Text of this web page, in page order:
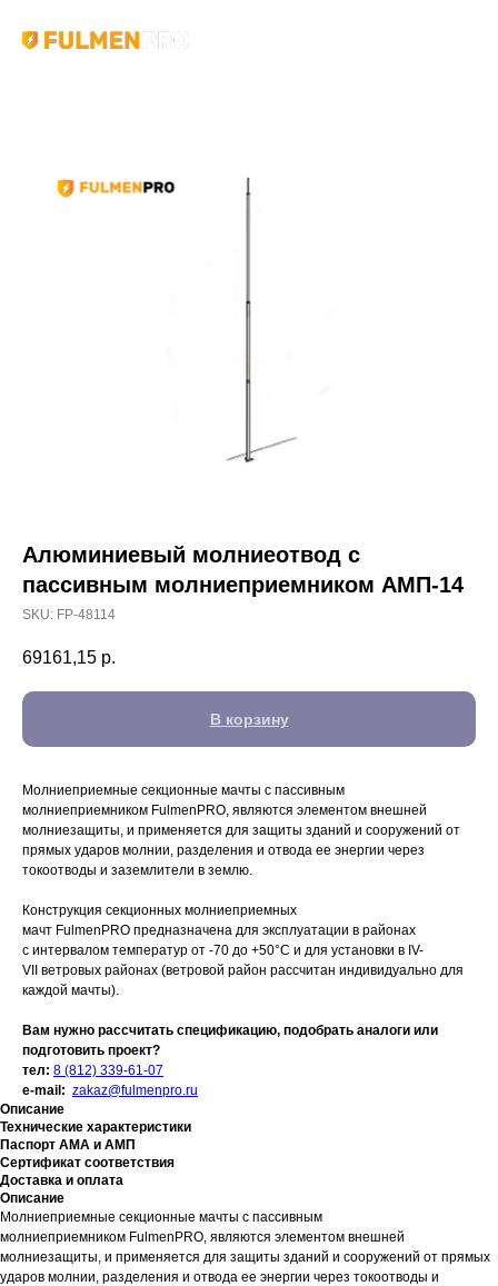
Алюминиевый молниеотвод с
пассивным молниеприемником АМП-14
SKU: FP-48114
69161,15 р.
В корзину
Молниеприемные секционные мачты с пассивным
молниеприемником FulmenPRO, являются элементом внешней
молниезащиты, и применяется для защиты зданий и сооружений от
прямых ударов молнии, разделения и отвода ее энергии через
токоотводы и заземлители в землю.
Конструкция секционных молниеприемных
мачт FulmenPRO предназначена для эксплуатации в районах
с интервалом температур от -70 до +50°C и для установки в IV-
VII ветровых районах (ветровой район рассчитан индивидуально для
каждой мачты).
Вам нужно рассчитать спецификацию, подобрать аналоги или
подготовить проект?
тел: 8 (812) 339-61-07
e-mail: zakaz@fulmenpro.ru
Описание
Технические характеристики
Паспорт АМА и АМП
Сертификат соответствия
Доставка и оплата
Описание
Молниеприемные секционные мачты с пассивным
молниеприемником FulmenPRO, являются элементом внешней
молниезащиты, и применяется для защиты зданий и сооружений от прямых
ударов молнии, разделения и отвода ее энергии через токоотводы и